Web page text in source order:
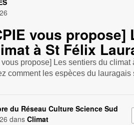
vous propose]
à St Félix
vous propose] Les sentiers du
comment les espèces du lauragais
du Réseau Culture Science Sud
dansClimat